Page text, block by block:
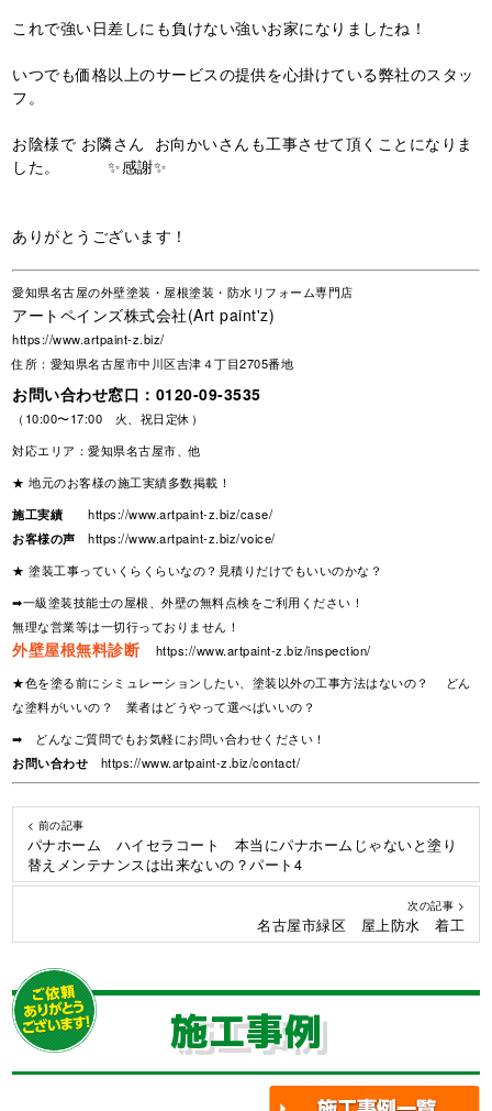
これで強い日差しにも負けない強いお家になりましたね！
いつでも価格以上のサービスの提供を心掛けている弊社のスタッ
フ。
お陰様で お隣さん お向かいさんも工事させて頂くことになりま
した。✨感謝✨
ありがとうございます！
愛知県名古屋の外壁塗装・屋根塗装・防水リフォーム専門店
アートペインズ株式会社(Art paint'z)
https://www.artpaint-z.biz/
住所：愛知県名古屋市中川区吉津４丁目2705番地
お問い合わせ窓口： 0120-09-3535
（10:00〜17:00 火、祝日定休）
対応エリア：愛知県名古屋市、他
★ 地元のお客様の施工実績多数掲載！
施工実績
https://www.artpaint-z.biz/case/
お客様の声
https://www.artpaint-z.biz/voice/
★ 塗装工事っていくらくらいなの？見積りだけでもいいのかな？
➡一級塗装技能士の屋根、外壁の無料点検をご利用ください！
無理な営業等は一切行っておりません！
外壁屋根無料診断
https://www.artpaint-z.biz/inspection/
★色を塗る前にシミュレーションしたい、塗装以外の工事方法はないの？ どん
な塗料がいいの？ 業者はどうやって選べばいいの？
➡ どんなご質問でもお気軽にお問い合わせください！
お問い合わせ
https://www.artpaint-z.biz/contact/
< 前の記事
パナホーム ハイセラコート 本当にパナホームじゃないと塗り
替えメンテナンスは出来ないの？パート4
次の記事 >
名古屋市緑区 屋上防水 着工
施工事例